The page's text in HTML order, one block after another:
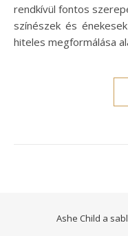
rendkívül fontos
színészek és
hiteles megformálása
Ashe Child a